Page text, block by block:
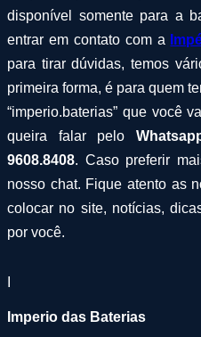
disponível somente para a
entrar em contato com a
para tirar dúvidas, temos
primeira forma, é para quem
“imperio.baterias” que você
queira falar pelo
9608.8408. Caso preferir
nosso chat. Fique atento as
colocar no site, notícias,
por você.
Imperio das Baterias